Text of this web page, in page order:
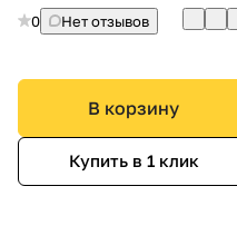
0 Нет отзывов
В корзину
Купить в 1 клик